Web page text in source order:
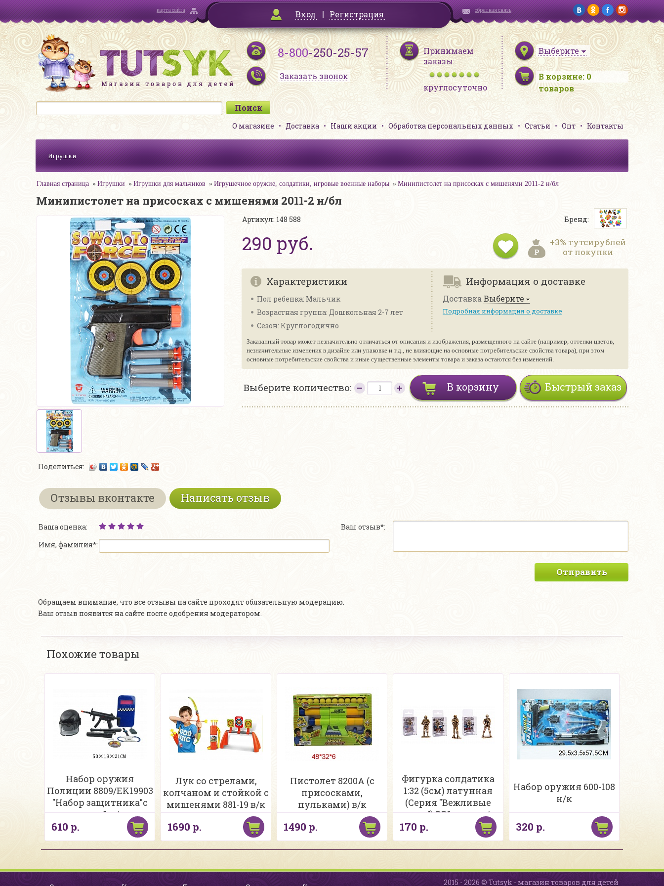
карта сайта Вход Регистрация обратная связь
8-800-250-25-57
Заказать звонок
Принимаем
заказы:
круглосуточно
Выберите
В корзине: 0
товаров
О магазине Доставка Наши акции Обработка персональных данных Статьи Опт Контакты
Игрушки
Главная страница Игрушки Игрушки для мальчиков Игрушечное оружие, солдатики, игровые военные наборы Минипистолет на присосках с мишенями 2011-2 н/бл
Минипистолет на присосках с мишенями 2011-2 н/бл
Поделиться:
Артикул: 148 588
290 руб.
Бренд:
+3% тутсирублей
от покупки
Характеристики
Пол ребенка: Мальчик
Возрастная группа: Дошкольная 2-7 лет
Сезон: Круглогодично
Информация о доставке
Доставка Выберите
Подробная информация о доставке
Заказанный товар может незначительно отличаться от описания и изображения, размещенного на сайте (например, оттенки цветов,
незначительные изменения в дизайне или упаковке и т.д., не влияющие на основные потребительские свойства товара), при этом
основные потребительские свойства и иные существенные элементы товара и заказа остаются без изменений.
Выберите количество: Быстрый заказ
В корзину
Отзывы вконтакте Написать отзыв
Ваша оценка:
Имя, фамилия*:
Ваш отзыв*:
Отправить
Обращаем внимание, что все отзывы на сайте проходят обязательную модерацию.
Ваш отзыв появится на сайте после одобрения модератором.
Похожие товары
Набор оружия
Полиции 8809/EK19903
"Набор защитника"с
каской в/п
610 р.
Лук со стрелами,
колчаном и стойкой с
мишенями 881-19 в/к
1690 р.
Пистолет 8200A (с
присосками,
пульками) в/к
1490 р.
Фигурка солдатика
1:32 (5см) латунная
(Серия "Вежливые
люди") PPL в асс. в/к
170 р.
Набор оружия 600-108
н/к
320 р.
2015 - 2026 © Tutsyk - магазин товаров для детей